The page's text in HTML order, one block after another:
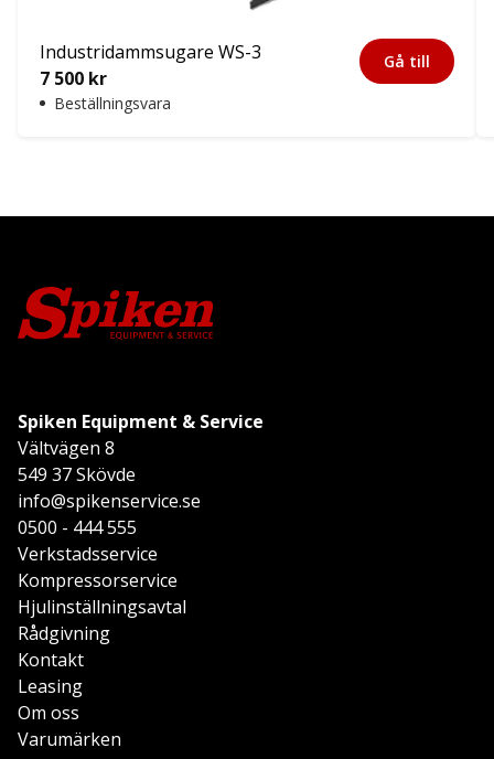
Industridammsugare WS-3
7 500 kr
Beställningsvara
Gå till
Spiken Equipment & Service
Vältvägen 8
549 37 Skövde
info@spikenservice.se
0500 - 444 555
Verkstadsservice
Kompressorservice
Hjulinställningsavtal
Rådgivning
Kontakt
Leasing
Om oss
Varumärken